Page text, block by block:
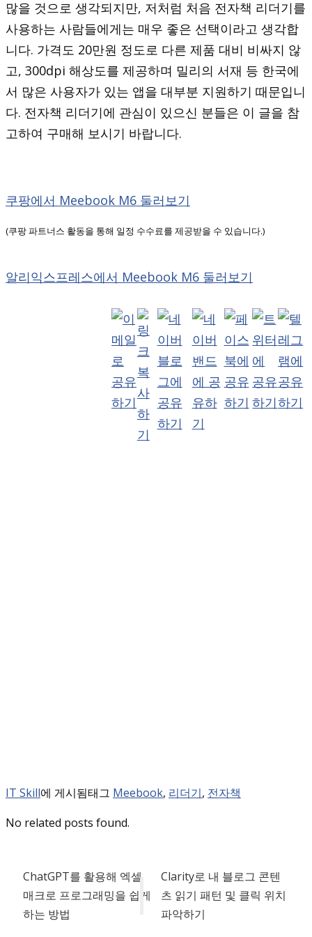
많을 것으로 생각되지만, 저처럼 처음 전자책 리더기를
사용하는 사람들에게는 매우 좋은 선택이라고 생각합
니다. 가격도 20만원 정도로 다른 제품 대비 비싸지 않
고, 300dpi 해상도를 제공하며 밀리의 서재 등 한국에
서 많은 사용자가 있는 앱을 대부분 지원하기 때문입니
다. 전자책 리더기에 관심이 있으신 분들은 이 글을 참
고하여 구매해 보시기 바랍니다.
쿠팡에서 Meebook M6 둘러보기
(쿠팡 파트너스 활동을 통해 일정 수수료를 제공받을 수 있습니다.)
알리익스프레스에서 Meebook M6 둘러보기
IT Skill에 게시됨태그 Meebook, 리더기, 전자책
No related posts found.
ChatGPT를 활용해 엑셀
매크로 프로그래밍을 쉽게
하는 방법
Clarity로 내 블로그 콘텐
츠 읽기 패턴 및 클릭 위치
파악하기